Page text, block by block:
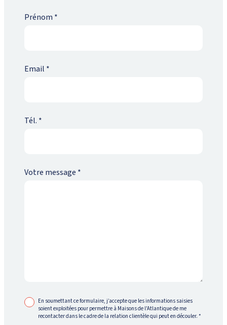
Prénom *
Email *
Tél. *
Votre message *
En soumettant ce formulaire, j’accepte que les informations saisies
soient exploitées pour permettre à Maisons de l'Atlantique de me
recontacter dans le cadre de la relation clientèle qui peut en découler.*